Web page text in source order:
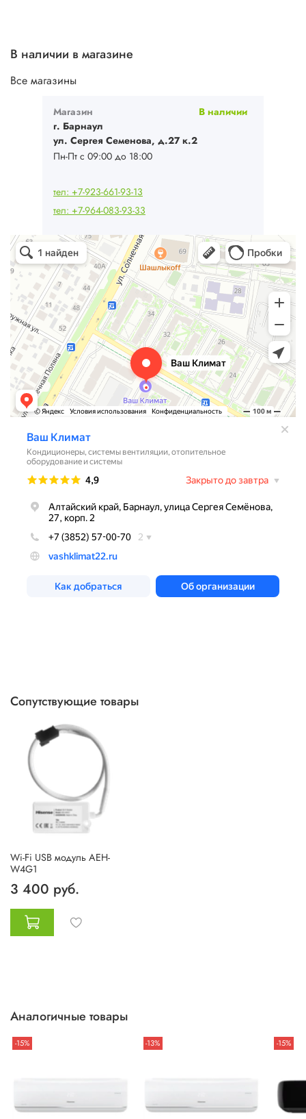
В наличии в магазине
Все магазины
Магазин
В наличии
г. Барнаул
ул. Сергея Семенова, д.27 к.2
Пн-Пт с 09:00 до 18:00
тел: +7-923-661-93-13
тел: +7-964-083-93-33
Ваш Климат
Кондиционеры в Барнауле
Системы вентиляции в Барнауле
Сопутствующие товары
Wi-Fi USB модуль AEH-
W4G1
3 400 руб.
Аналогичные товары
-15% -13% -15%